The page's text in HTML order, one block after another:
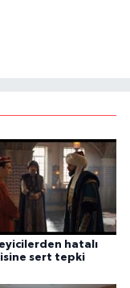
hatalı
sert tepki